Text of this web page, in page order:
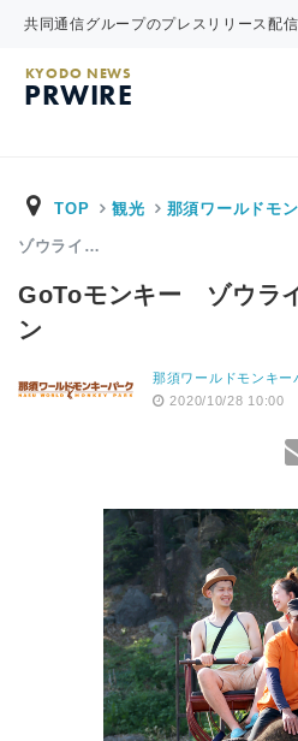
共同通信グループのプレスリリース配
KYODO NEWS
PRWIRE
TOP 観光 那須ワールドモ
ゾウライ…
GoToモンキー ゾウラ
ン
那須ワールドモンキー
2020/10/28 10:00